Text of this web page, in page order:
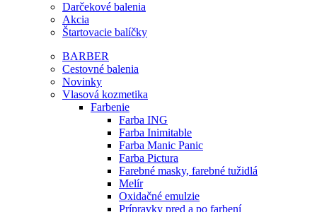
Darčekové balenia
Akcia
Štartovacie balíčky
BARBER
Cestovné balenia
Novinky
Vlasová kozmetika
Farbenie
Farba ING
Farba Inimitable
Farba Manic Panic
Farba Pictura
Farebné masky, farebné tužidlá
Melír
Oxidačné emulzie
Prípravky pred a po farbení